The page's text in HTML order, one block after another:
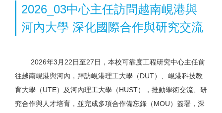
2026_03中心主任訪問越南峴港與
河內大學 深化國際合作與研究交流
2026年3 月 22日至27日，本校可靠度工程研究中心主任前
往越南峴港與河內，拜訪峴港理工大學（DUT）、峴港科技教
育大學（UTE）及河內理工大學（HUST），推動學術交流、研
究合作與人才培育，並完成多項合作備忘錄（MOU）簽署，深